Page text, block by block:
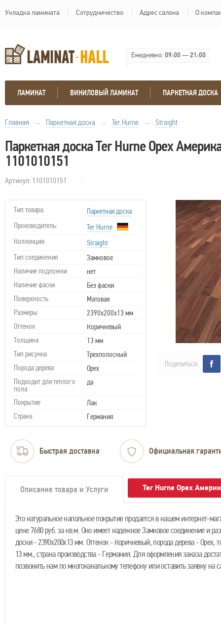
Укладка ламината Сотрудничество Адрес салона О
Ежедневно:09:00—21:00
ЛАМИНАТ ВИНИЛОВЫЙ ЛАМИНАТ ПАРКЕТНАЯ ДОСКА
Главная → Паркетная доска → Ter Hurne → Straight
Паркетная доска Ter Hurne Орех
1101010151
Артикул: 1101010151
Тип товара:
Паркетная доска
Производитель:
Ter Hurne
Коллекция:
Straight
Тип соединения
Замковое
Наличие подложки
нет
Наличие фаски
Без фаски
Поверхность
Матовая
Размеры
2390х200х13 мм
Оттенок
Коричневый
Толщина
13 мм
Тип рисунка
Трехполосный
Порода дерева
Орех
Подходит для теплого
пола
да
Покрытие
Лак
Страна
Германия
Поделиться:
Быстрая доставка Официальная
Описание товара и Услуги Ter Hurne Орех
Это натуральное напольное покрытие продается в нашем интернет-
цене 7680 руб. за кв.м. Оно имеет надежное Замковое соединение и
доски - 2390х200х13 мм. Оттенок - Коричневый, порода дерева - Орех,
13 мм., страна производства - Германия. Для оформления заказа
позвонить нам по многоканальному телефону или оставить заявку на